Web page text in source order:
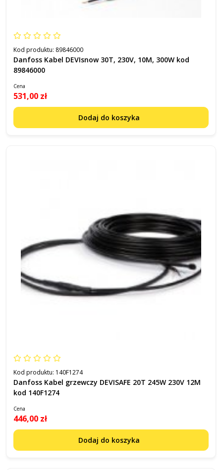
Kod produktu: 89846000
Danfoss Kabel DEVIsnow 30T, 230V, 10M, 300W kod
89846000
Cena
531,00 zł
Dodaj do koszyka
Kod produktu: 140F1274
Danfoss Kabel grzewczy DEVISAFE 20T 245W 230V 12M
kod 140F1274
Cena
446,00 zł
Dodaj do koszyka